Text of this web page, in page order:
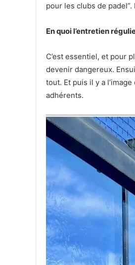
pour les clubs de padel”.
En quoi l’entretien
C’est essentiel, et pour
devenir dangereux.
tout. Et puis il y a
adhérents.